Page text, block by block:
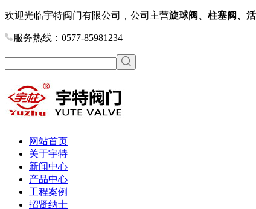
欢迎光临宇特阀门有限公司，公司主营旋球阀、柱塞阀、
服务热线：0577-85981234
网站首页
关于宇特
新闻中心
产品中心
工程案例
招贤纳士